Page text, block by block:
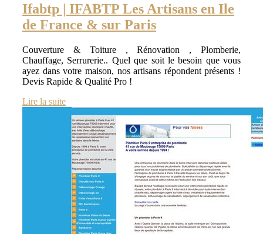
Ifabtp | IFABTP Les Artisans en Ile
de France & sur Paris
Couverture & Toiture , Rénovation , Plomberie,
Chauffage, Serrurerie.. Quel que soit le besoin que vous
ayez dans votre maison, nos artisans répondent présents !
Devis Rapide & Qualité Pro !
Lire la suite